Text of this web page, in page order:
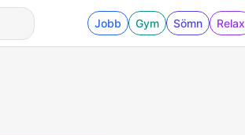
Jobb Gym Sömn Relax